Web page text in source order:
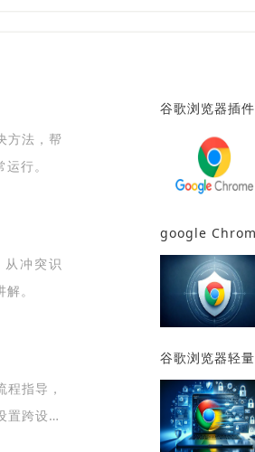
方法，帮
行。
谷歌浏览器插
冲突识
。
google
指导，
置跨设备
谷歌浏览器轻